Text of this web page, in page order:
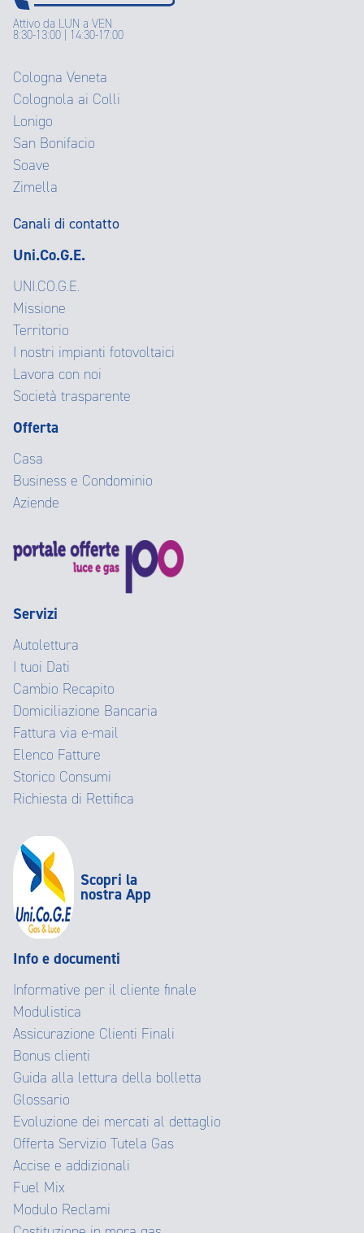
Attivo da LUN a VEN
8:30-13:00 | 14:30-17:00
Cologna Veneta
Colognola ai Colli
Lonigo
San Bonifacio
Soave
Zimella
Canali di contatto
Uni.Co.G.E.
UNI.CO.G.E.
Missione
Territorio
I nostri impianti fotovoltaici
Lavora con noi
Società trasparente
Offerta
Casa
Business e Condominio
Aziende
Servizi
Autolettura
I tuoi Dati
Cambio Recapito
Domiciliazione Bancaria
Fattura via e-mail
Elenco Fatture
Storico Consumi
Richiesta di Rettifica
Scopri la
nostra App
Info e documenti
Informative per il cliente finale
Modulistica
Assicurazione Clienti Finali
Bonus clienti
Guida alla lettura della bolletta
Glossario
Evoluzione dei mercati al dettaglio
Offerta Servizio Tutela Gas
Accise e addizionali
Fuel Mix
Modulo Reclami